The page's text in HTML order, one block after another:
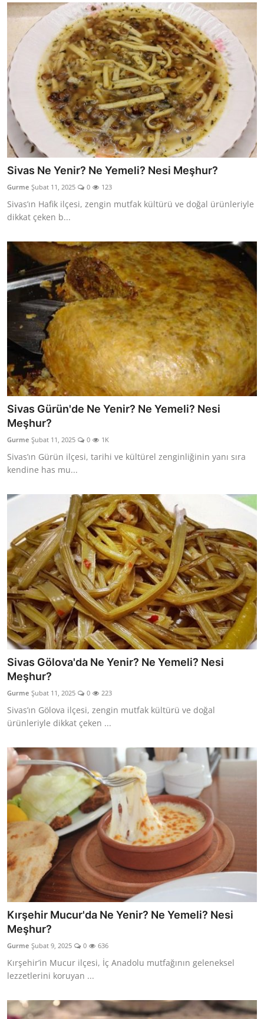
Sivas Ne Yenir? Ne Yemeli? Nesi Meşhur?
Gurme Şubat 11, 2025 0 123
Sivas’ın Hafik ilçesi, zengin mutfak kültürü ve doğal ürünleriyle
dikkat çeken b...
Sivas Gürün'de Ne Yenir? Ne Yemeli? Nesi
Meşhur?
Gurme Şubat 11, 2025 0 1K
Sivas’ın Gürün ilçesi, tarihi ve kültürel zenginliğinin yanı sıra
kendine has mu...
Sivas Gölova'da Ne Yenir? Ne Yemeli? Nesi
Meşhur?
Gurme Şubat 11, 2025 0 223
Sivas’ın Gölova ilçesi, zengin mutfak kültürü ve doğal
ürünleriyle dikkat çeken ...
Kırşehir Mucur'da Ne Yenir? Ne Yemeli? Nesi
Meşhur?
Gurme Şubat 9, 2025 0 636
Kırşehir’in Mucur ilçesi, İç Anadolu mutfağının geleneksel
lezzetlerini koruyan ...